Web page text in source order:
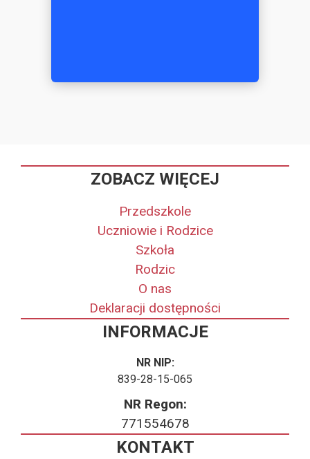
ZOBACZ WIĘCEJ
Przedszkole
Uczniowie i Rodzice
Szkoła
Rodzic
O nas
Deklaracji dostępności
INFORMACJE
NR NIP:
839-28-15-065
NR Regon:
771554678
KONTAKT